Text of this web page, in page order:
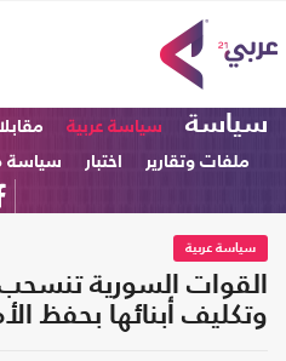
سياسة سياسة عربية
ملفات وتقارير
اختبار سياسة
سياسة عربية
القوات السورية
وتكليف أبنائها بحفظ